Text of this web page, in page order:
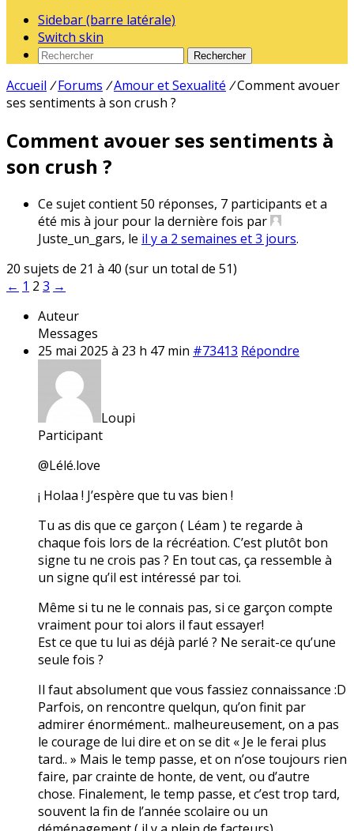
Sidebar (barre latérale)
Switch skin
Rechercher
Accueil / Forums /Amour et Sexualité /Comment avouer
ses sentiments à son crush ?
Comment avouer ses sentiments à
son crush ?
Ce sujet contient 50 réponses, 7 participants et a
été mis à jour pour la dernière fois par
Juste_un_gars, le il y a 2 semaines et 3 jours.
20 sujets de 21 à 40 (sur un total de 51)
← 1 2 3 →
Auteur
Messages
25 mai 2025 à 23 h 47 min #73413 Répondre
Loupi
Participant
@Lélé.love
¡ Holaa ! J’espère que tu vas bien !
Tu as dis que ce garçon ( Léam ) te regarde à
chaque fois lors de la récréation. C’est plutôt bon
signe tu ne crois pas ? En tout cas, ça ressemble à
un signe qu’il est intéressé par toi.
Même si tu ne le connais pas, si ce garçon compte
vraiment pour toi alors il faut essayer!
Est ce que tu lui as déjà parlé ? Ne serait-ce qu’une
seule fois ?
Il faut absolument que vous fassiez connaissance :D
Parfois, on rencontre quelqun, qu’on finit par
admirer énormément.. malheureusement, on a pas
le courage de lui dire et on se dit « Je le ferai plus
tard.. » Mais le temp passe, et on n’ose toujours rien
faire, par crainte de honte, de vent, ou d’autre
chose. Finalement, le temp passe, et c’est trop tard,
souvent la fin de l’année scolaire ou un